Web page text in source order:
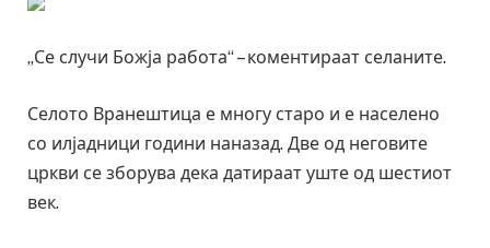
„Се случи Божја работа“ – коментираат селаните.
Селото Вранештица е многу старо и е населено
со илјадници години наназад. Две од неговите
цркви се зборува дека датираат уште од шестиот
век.